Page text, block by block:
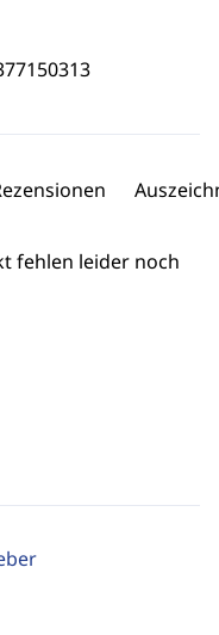
fehlen leider noch